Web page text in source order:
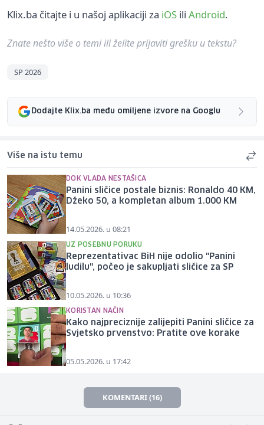
Klix.ba čitajte i u našoj aplikaciji za iOS ili Android.
Znate nešto više o temi ili želite prijaviti grešku u tekstu?
SP 2026
Dodajte Klix.ba među omiljene izvore na Googlu
Više na istu temu
DOK VLADA NESTAŠICA
Panini sličice postale biznis: Ronaldo 40 KM,
Džeko 50, a kompletan album 1.000 KM
14.05.2026. u 08:21
UZ POSEBNU PORUKU
Reprezentativac BiH nije odolio "Panini
ludilu", počeo je sakupljati sličice za SP
10.05.2026. u 10:36
KORISTAN NAČIN
Kako najpreciznije zalijepiti Panini sličice za
Svjetsko prvenstvo: Pratite ove korake
05.05.2026. u 17:42
KOMENTARI (16)